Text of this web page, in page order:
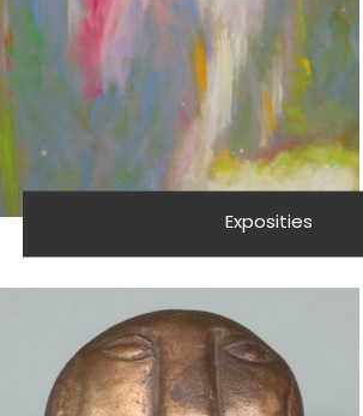
Exposities